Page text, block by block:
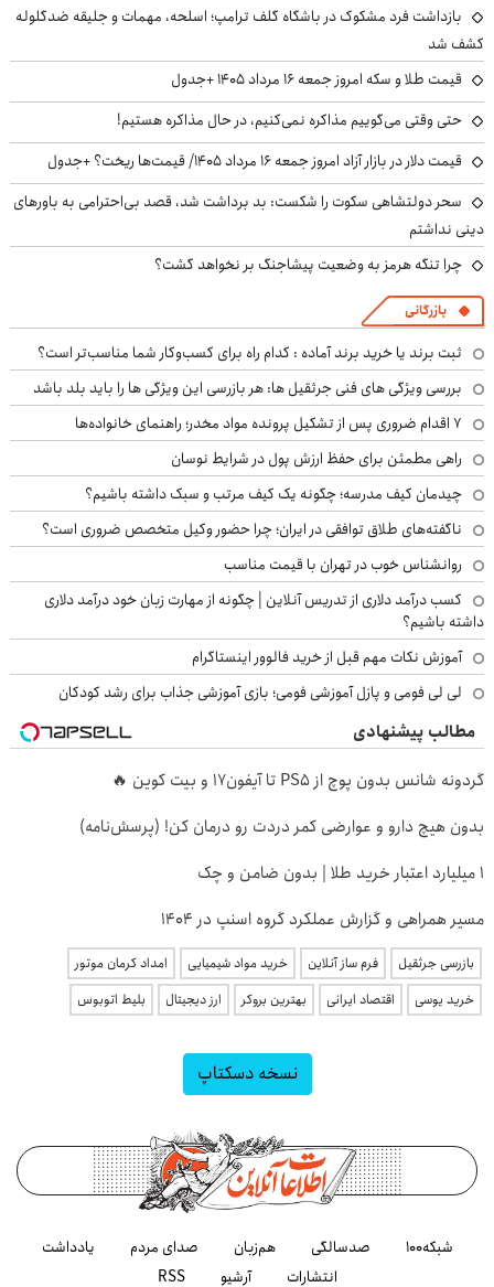
بازداشت فرد مشکوک در باشگاه گلف ترامپ؛ اسلحه، مهمات و جلیقه ضدگلوله
کشف شد
قیمت طلا و سکه امروز جمعه ۱۶ مرداد ۱۴۰۵ +جدول
حتی وقتی می‌گوییم مذاکره نمی‌کنیم، در حال مذاکره هستیم!
قیمت دلار در بازار آزاد امروز جمعه ۱۶ مرداد ۱۴۰۵/ قیمت‌ها ریخت؟ +جدول
سحر دولتشاهی سکوت را شکست: بد برداشت شد، قصد بی‌احترامی به باورهای
دینی نداشتم
چرا تنگه هرمز به وضعیت پیشاجنگ بر نخواهد گشت؟
بازرگانی
ثبت برند یا خرید برند آماده : کدام راه برای کسب‌وکار شما مناسب‌تر است؟
بررسی ویژگی های فنی جرثقیل ها: هر بازرسی این ویژگی ها را باید بلد باشد
۷ اقدام ضروری پس از تشکیل پرونده مواد مخدر؛ راهنمای خانواده‌ها
راهی مطمئن برای حفظ ارزش پول در شرایط نوسان
چیدمان کیف مدرسه؛ چگونه یک کیف مرتب و سبک داشته باشیم؟
ناگفته‌های طلاق توافقی در ایران؛ چرا حضور وکیل متخصص ضروری است؟
روانشناس خوب در تهران با قیمت مناسب
کسب درآمد دلاری از تدریس آنلاین | چگونه از مهارت زبان خود درآمد دلاری
داشته باشیم؟
آموزش نکات مهم قبل از خرید فالوور اینستاگرام
لی لی فومی و پازل آموزشی فومی؛ بازی آموزشی جذاب برای رشد کودکان
مطالب پیشنهادی
گردونه شانس بدون پوچ از PS5 تا آیفون17 و بیت کوین 🔥
بدون هیچ دارو و عوارضی کمر دردت رو درمان کن! (پرسش‌نامه)
۱ میلیارد اعتبار خرید طلا | بدون ضامن و چک
مسیر همراهی و گزارش عملکرد گروه اسنپ در ۱۴۰۴
بازرسی جرثقیل فرم ساز آنلاین خرید مواد شیمیایی
امداد کرمان موتور
خرید یوسی
اقتصاد ایرانی بهترین بروکر ارز دیجیتال بلیط اتوبوس
نسخه دسکتاپ
شبکه۱۰۰ صدسالگی هم‌زبان صدای مردم
یادداشت
انتشارات
آرشیو RSS